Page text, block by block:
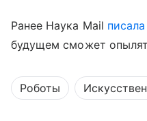
Ранее Наука Mail писала
будущем сможет
Роботы